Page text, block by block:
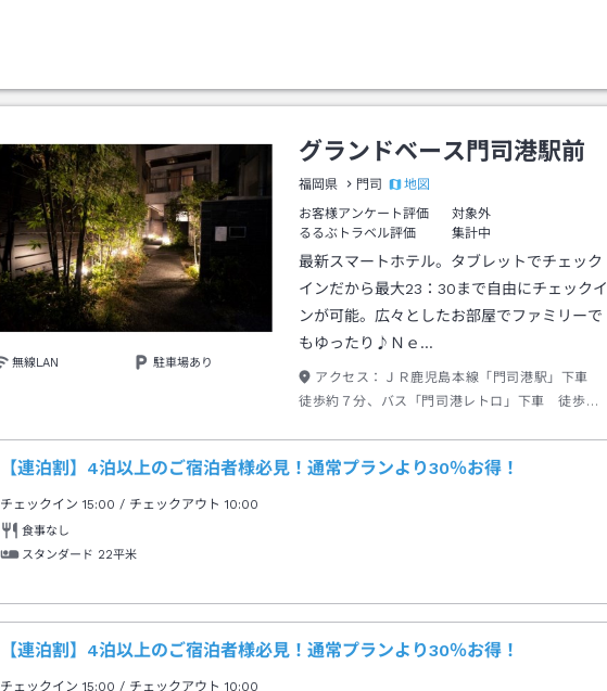
無線LAN 駐車場あり
グランドベース門司港駅前
福岡県 門司
地図
お客様アンケート評価
対象外
るるぶトラベル評価
集計中
最新スマートホテル。タブレットでチェック
インだから最大23：30まで自由にチェックイ
ンが可能。広々としたお部屋でファミリーで
もゆったり♪Ｎｅ…
アクセス：
ＪＲ鹿児島本線「門司港駅」下車
徒歩約７分、バス「門司港レトロ」下車 徒歩約
【連泊割】4泊以上のご宿泊者様必見！通常プランより30％お得！
チェックイン15:00 / チェックアウト 10:00
食事なし
スタンダード 22平米
【連泊割】4泊以上のご宿泊者様必見！通常プランより30％お得！
チェックイン15:00 / チェックアウト 10:00